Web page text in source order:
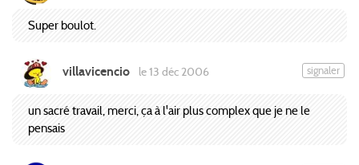
Super boulot.
villavicencio le 13 déc 2006 signaler
un sacré travail, merci, ça à l'air plus complex que je ne le
pensais